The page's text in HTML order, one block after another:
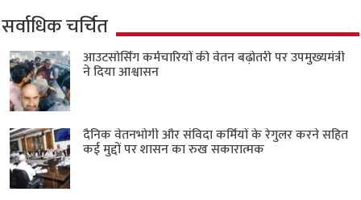
सर्वाधिक चर्चित
आउटसोर्सिंग कर्मचारियों की वेतन बढ़ोतरी पर उपमुख्यमंत्री
ने दिया आश्वासन
दैनिक वेतनभोगी और संविदा कर्मियों के रेगुलर करने सहित
कई मुद्दों पर शासन का रुख सकारात्मक